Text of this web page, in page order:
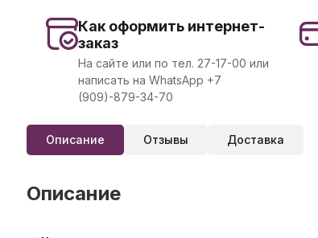
Как оформить интернет-
заказ
На сайте или по тел. 27-17-00 или
написать на WhatsApp +7
(909)-879-34-70
Описание Отзывы Доставка
Описание